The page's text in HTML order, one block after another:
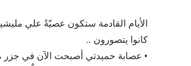
الأيام القادمة ستكون عصيّةً علي
كانوا يتصورون ..
• عصابة حميدتي أصبحت الآن في جزر